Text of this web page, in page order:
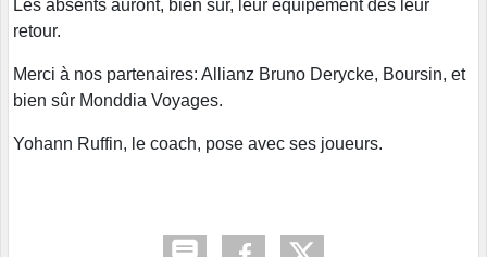
Les absents auront, bien sûr, leur équipement dès leur
retour.
Merci à nos partenaires: Allianz Bruno Derycke, Boursin, et
bien sûr Monddia Voyages.
Yohann Ruffin, le coach, pose avec ses joueurs.